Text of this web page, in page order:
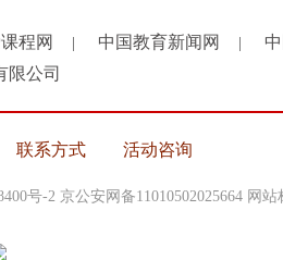
程网 中国教育新闻网
限公司
联系方式 活动咨询
号-2 京公安网备11010502025664 网